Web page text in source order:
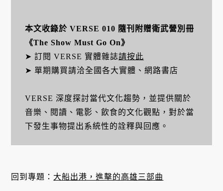
本文收錄於 VERSE 010 隨刊附贈衛武營別冊
《The Show Must Go On》
➤ 訂閱 VERSE 實體雜誌請按此
➤ 單期購買請洽全國各大實體、網路書店
VERSE 深度探討當代文化趨勢，並提供關於
音樂、閱讀、電影、飲食的文化觀點，對於當
下發生事物提出系統性的詮釋與回應。
回到專題： 大船出港，進擊的高雄三部曲